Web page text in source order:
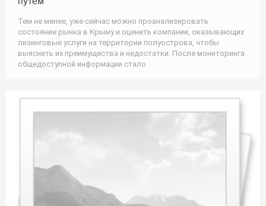
Тем не менее, уже сейчас можно проанализировать
состояние рынка в Крыму и оценить компании, оказывающих
лизинговые услуги на территории полуострова, чтобы
выяснить их преимущества и недостатки. После мониторинга
общедоступной информации стало